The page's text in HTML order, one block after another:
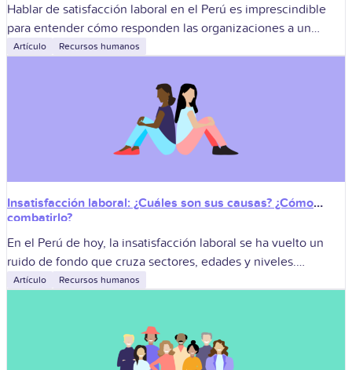
Hablar de satisfacción laboral en el Perú es imprescindible
para entender cómo responden las organizaciones a un
entorno con expectativas más altas, modelos híbridos,
Artículo Recursos humanos
Insatisfacción laboral: ¿Cuáles son sus causas? ¿Cómo
combatirlo?
En el Perú de hoy, la insatisfacción laboral se ha vuelto un
ruido de fondo que cruza sectores, edades y niveles.
Después de la pandemia, muchas personas arrastran
Artículo Recursos humanos